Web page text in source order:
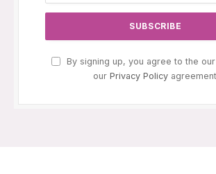
By signing up, you agree to the
our Privacy Policy